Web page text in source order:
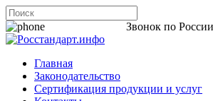
Звонок по
Главная
Законодательство
Сертификация продукции и услуг